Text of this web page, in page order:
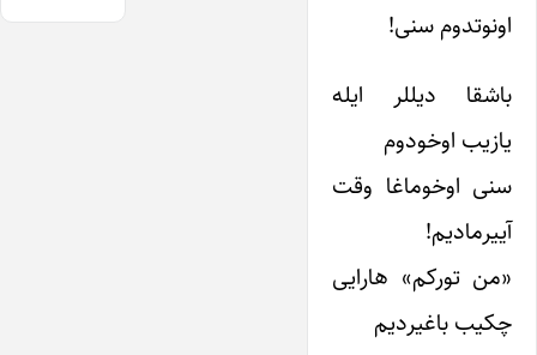
اونوتدوم سنی!
باشقا دیللر ایله
یازیب اوخودوم
سنی اوخوماغا وقت
آییرمادیم!
«من تورکم» هارایی
چکیب باغیردیم